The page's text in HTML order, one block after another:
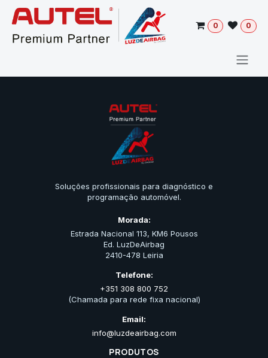
Pular para o conteúdo
0 0
Soluções profissionais para diagnóstico e
programação automóvel.
Morada:
Estrada Nacional 113, KM6 Pousos
Ed. LuzDeAirbag
2410-478 Leiria
Telefone:
+351 308 800 752
(Chamada para rede fixa nacional)
Email:
info@luzdeairbag.com
PRODUTOS